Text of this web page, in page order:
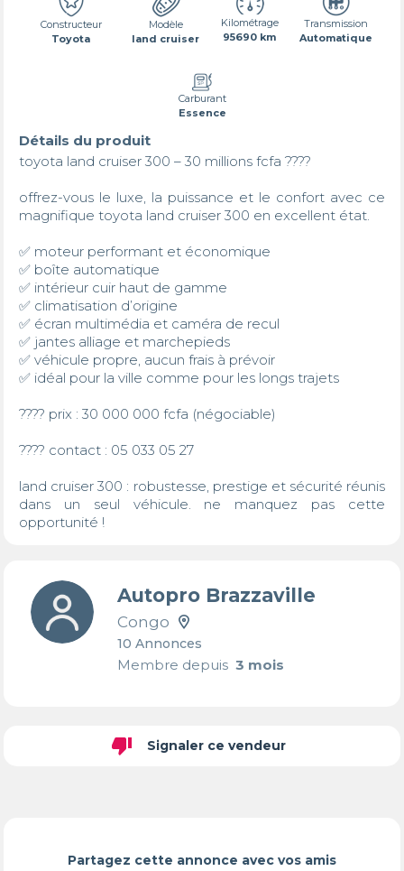
Constructeur
Toyota
Modèle
land cruiser
Kilométrage
95690 km
Transmission
Automatique
Carburant
Essence
Détails du produit
toyota land cruiser 300 – 30 millions fcfa ????
offrez-vous le luxe, la puissance et le confort avec ce
magnifique toyota land cruiser 300 en excellent état.
✅ moteur performant et économique
✅ boîte automatique
✅ intérieur cuir haut de gamme
✅ climatisation d’origine
✅ écran multimédia et caméra de recul
✅ jantes alliage et marchepieds
✅ véhicule propre, aucun frais à prévoir
✅ idéal pour la ville comme pour les longs trajets
???? prix : 30 000 000 fcfa (négociable)
???? contact : 05 033 05 27
land cruiser 300 : robustesse, prestige et sécurité réunis
dans un seul véhicule. ne manquez pas cette
opportunité !
Autopro Brazzaville
Congo
10 Annonces
Membre depuis3 mois
thumb_down Signaler ce vendeur
Partagez cette annonce avec vos amis